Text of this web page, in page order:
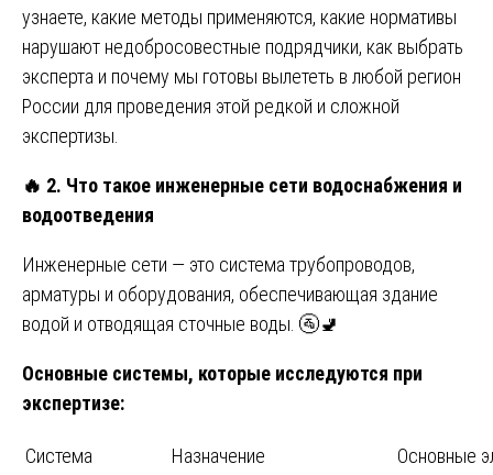
узнаете, какие методы применяются, какие нормативы
нарушают недобросовестные подрядчики, как выбрать
эксперта и почему мы готовы вылететь в любой регион
России для проведения этой редкой и сложной
экспертизы.
🔥 2. Что такое инженерные сети водоснабжения и
водоотведения
Инженерные сети — это система трубопроводов,
арматуры и оборудования, обеспечивающая здание
водой и отводящая сточные воды. 🚰🚽
Основные системы, которые исследуются при
экспертизе:
Система Назначение Основные